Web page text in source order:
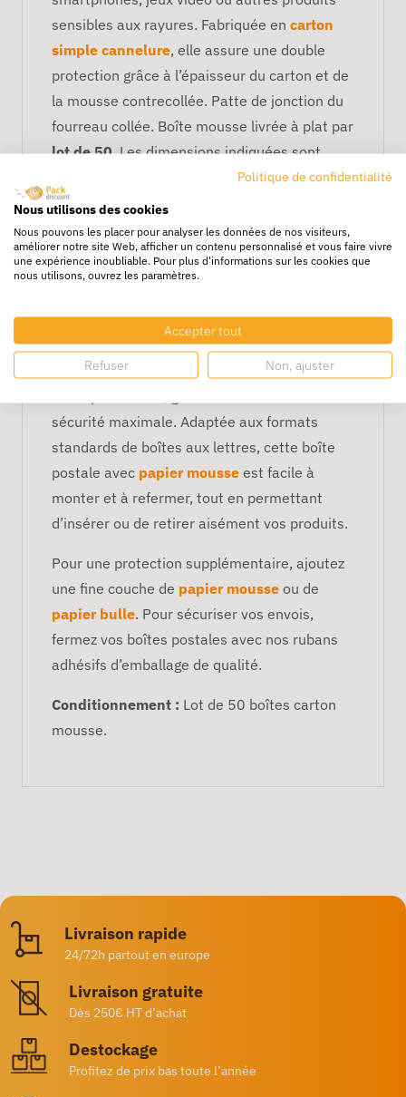
sensibles aux rayures. Fabriquée en carton
simple cannelure, elle assure une double
protection grâce à l’épaisseur du carton et de
la mousse contrecollée. Patte de jonction du
fourreau collée. Boîte mousse livrée à plat par
lot de 50. Les dimensions indiquées sont
Les avantages de la boîte
postale carton avec mousse de
calage
produit au centre de laboîte postaleet le
protège des vibrations, frottements ou chocs
pendant le transport. Le carton empêche
sécurité maximale. Adaptée aux formats
standards de boîtes aux lettres, cette boîte
postale avec papier mousse est facile à
monter et à refermer, tout en permettant
d’insérer ou de retirer aisément vos produits.
Pour une protection supplémentaire, ajoutez
une fine couche de papier mousse ou de
papier bulle. Pour sécuriser vos envois,
fermez vos boîtes postales avec nos rubans
adhésifs d’emballage de qualité.
Conditionnement : Lot de 50 boîtes carton
mousse.
Livraison rapide
24/72h partout en europe
Livraison gratuite
Dès 250€ HT d’achat
Destockage
Profitez de prix bas toute l’année
Politique de confidentialité
Nous utilisons des cookies
Nous pouvons les placer pour analyser les données de nos visiteurs,
améliorer notre site Web, afficher un contenu personnalisé et vous faire vivre
une expérience inoubliable. Pour plus d'informations sur les cookies que
nous utilisons, ouvrez les paramètres.
Accepter tout
Refuser Non, ajuster